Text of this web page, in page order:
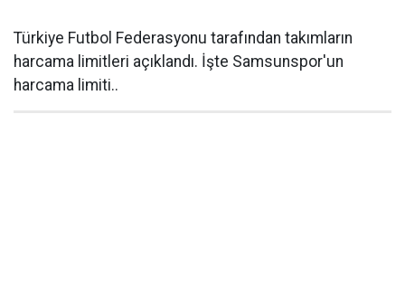
Türkiye Futbol Federasyonu tarafından takımların
harcama limitleri açıklandı. İşte Samsunspor'un
harcama limiti..